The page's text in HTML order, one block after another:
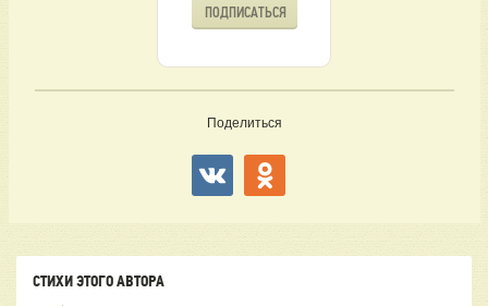
ПОДПИСАТЬСЯ
Поделиться
СТИХИ ЭТОГО АВТОРА